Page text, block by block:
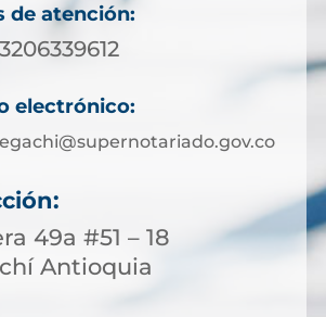
de atención:
electrónico:
49a #51 – 18
Antioquia